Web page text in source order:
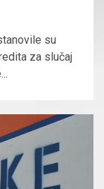
su
za slučaj